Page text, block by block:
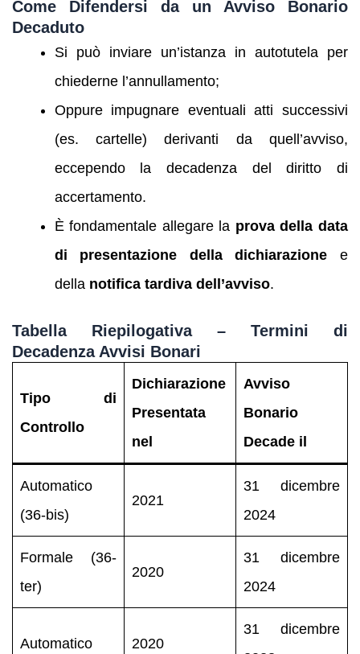
Come Difendersi da un Avviso Bonario
Decaduto
Si può inviare un’istanza in autotutela per
chiederne l’annullamento;
Oppure impugnare eventuali atti successivi
(es. cartelle) derivanti da quell’avviso,
eccependo la decadenza del diritto di
accertamento.
È fondamentale allegare la prova della data
di presentazione della dichiarazione e
della notifica tardiva dell’avviso.
Tabella Riepilogativa – Termini di
Decadenza Avvisi Bonari
Tipo di
Controllo
Dichiarazione
Presentata
nel
Avviso
Bonario
Decade il
Automatico
(36-bis)
2021
31 dicembre
2024
Formale (36-
ter)
2020
31 dicembre
2024
Automatico 2020
31 dicembre